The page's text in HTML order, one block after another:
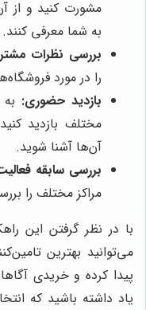
مشورت کنید و از
به شما معرفی کنند.
بررسی نظرات
را در مورد
بازدید حضوری:
مختلف بازدید
آن‌ها آشنا شوید.
بررسی سابقه
مراکز مختلف را
با در نظر گرفتن این
می‌توانید بهترین
پیدا کرده و خریدی
یاد داشته باشید که